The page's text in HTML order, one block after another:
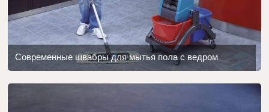
Современные швабры для мытья пола с ведром